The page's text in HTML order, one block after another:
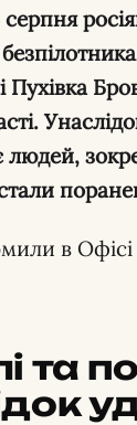
серпня
Пухівка
людей,
в
та